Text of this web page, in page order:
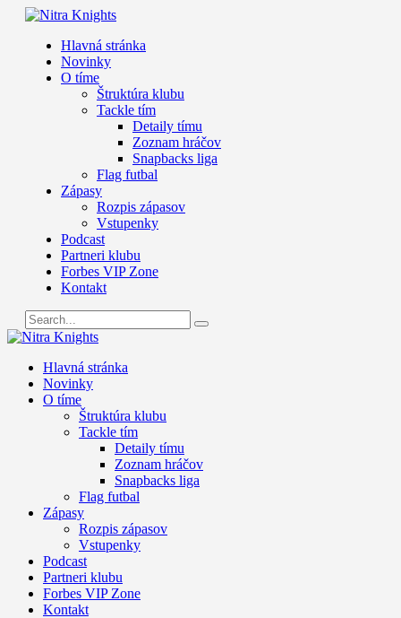
Hlavná stránka
Novinky
O tíme
Štruktúra klubu
Tackle tím
Detaily tímu
Zoznam hráčov
Snapbacks liga
Flag futbal
Zápasy
Rozpis zápasov
Vstupenky
Podcast
Partneri klubu
Forbes VIP Zone
Kontakt
Hlavná stránka
Novinky
O tíme
Štruktúra klubu
Tackle tím
Detaily tímu
Zoznam hráčov
Snapbacks liga
Flag futbal
Zápasy
Rozpis zápasov
Vstupenky
Podcast
Partneri klubu
Forbes VIP Zone
Kontakt